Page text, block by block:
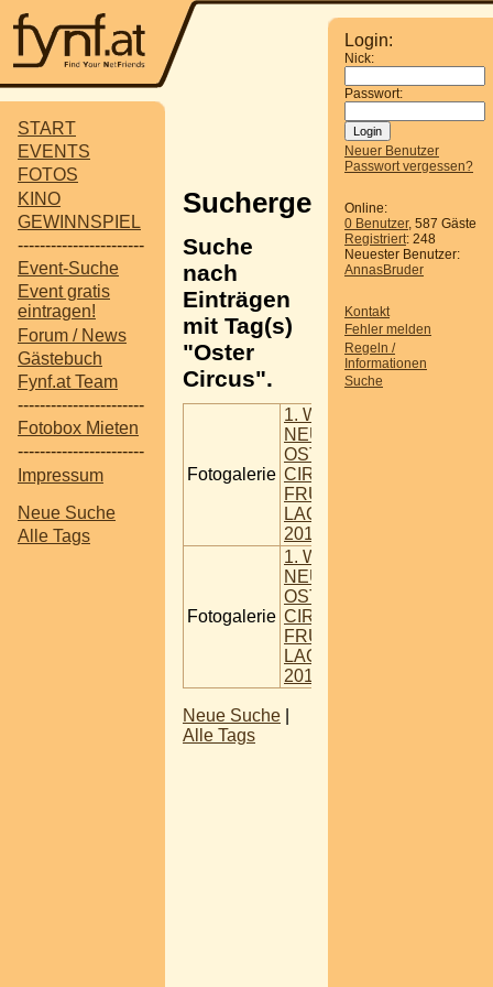
START
EVENTS
FOTOS
KINO
GEWINNSPIEL
-----------------------
Event-Suche
Event gratis
eintragen!
Forum / News
Gästebuch
Fynf.at Team
-----------------------
Fotobox Mieten
-----------------------
Impressum
Neue Suche
Alle Tags
Login:
Nick:
Passwort:
Neuer Benutzer
Passwort vergessen?
Online:
0 Benutzer, 587 Gäste
Registriert: 248
Neuester Benutzer:
AnnasBruder
Kontakt
Fehler melden
Regeln /
Informationen
Suche
Suchergebnisse
Suche
nach
Einträgen
mit Tag(s)
"Oster
Circus".
Fotogalerie
1. WR
NEUSTÄDTER
OSTER
CIRCUS -
FRÜHLINGS
LACHEN 18 03
2016
Fotogalerie
1. WR
NEUSTÄDTER
OSTER
CIRCUS -
FRÜHLINGS
LACHEN 18 03
2016
Neue Suche
Alle Tags